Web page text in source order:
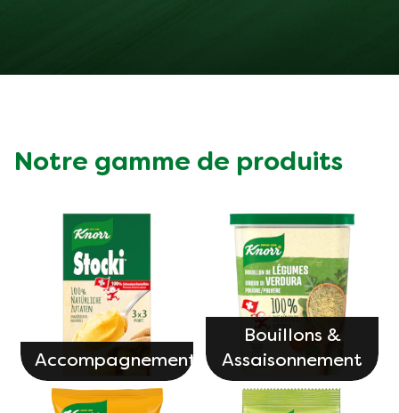
Notre gamme de produits
Accompagnements
Bouillons &
Assaisonnement